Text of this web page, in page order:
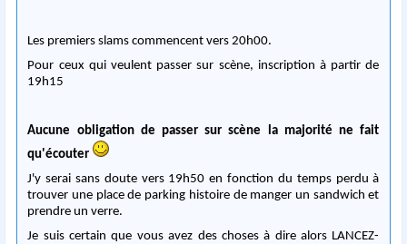
Les premiers slams commencent vers 20h00.
Pour ceux qui veulent passer sur scène, inscription à partir de
19h15
Aucune obligation de passer sur scène la majorité ne fait
qu'écouter
J'y serai sans doute vers 19h50 en fonction du temps perdu à
trouver une place de parking histoire de manger un sandwich et
prendre un verre.
Je suis certain que vous avez des choses à dire alors LANCEZ-